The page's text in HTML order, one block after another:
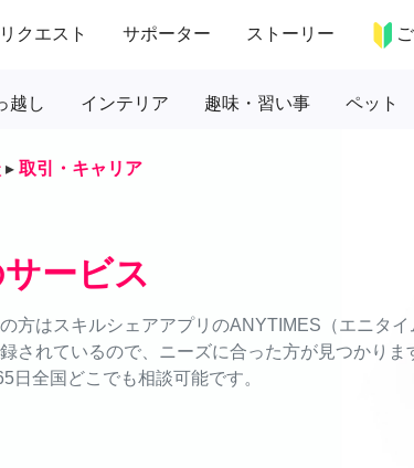
リクエスト サポーター ストーリー
越し インテリア 趣味・習い事 ペット
▸ 取引・キャリア
ービス
方はスキルシェアアプリのANYTIMES（エニタイ
されているので、ニーズに合った方が見つかりま
日全国どこでも相談可能です。